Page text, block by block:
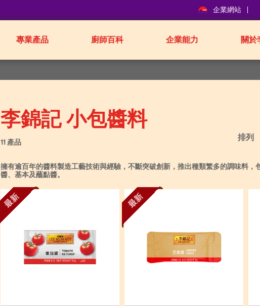
企業網站
專業產品 廚師百科 企業能力 關於
李錦記 小包醬料
11 產品
排列
擁有逾百年的醬料製造工藝技術與經驗，不斷突破創新，推出種類繁多的調味料，
醬、基本及蘸點醬。
最新 最新